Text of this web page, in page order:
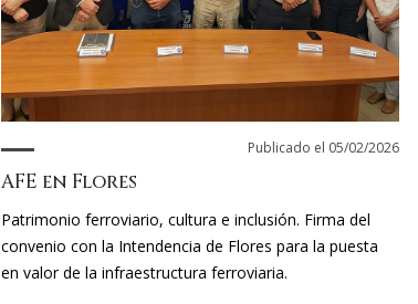
Publicado el 05/02/2026
AFE en Flores
Patrimonio ferroviario, cultura e inclusión. Firma del
convenio con la Intendencia de Flores para la puesta
en valor de la infraestructura ferroviaria.